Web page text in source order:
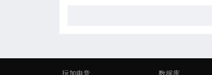
玩加电竞 数据库